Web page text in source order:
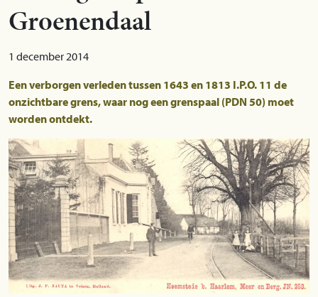
Groenendaal
1 december 2014
Een verborgen verleden tussen 1643 en 1813 I.P.O. 11 de
onzichtbare grens, waar nog een grenspaal (PDN 50) moet
worden ontdekt.